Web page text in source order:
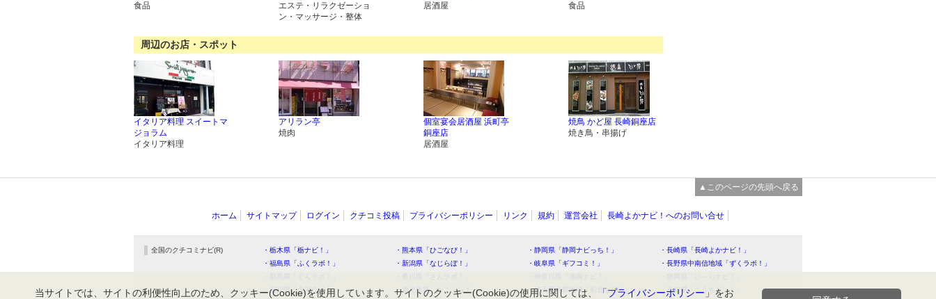
食品
エステ・リラクゼーショ
ン・マッサージ・整体
居酒屋
食品
周辺のお店・スポット
イタリア料理 スイートマ
ジョラム
イタリア料理
アリラン亭
焼肉
個室宴会居酒屋 浜町亭
銅座店
居酒屋
焼鳥 かど屋 長崎銅座店
焼き鳥・串揚げ
▲このページの先頭へ戻る
ホーム サイトマップ ログイン クチコミ投稿 プライバシーポリシー リンク 規約 運営会社 長崎よかナビ！へのお問い合せ
全国のクチコミナビ(R) ・栃木県「栃ナビ！」 ・熊本県「ひごなび！」 ・静岡県「静岡ナビっち！」
・長崎県「長崎よかナビ！」
・福島県「ふくラボ！」
・新潟県「なじらぼ！」 ・岐阜県「ギフコミ！」
・長野県中南信地域「ずくラボ！」
・石川県「金沢ラボ！」
・鹿児島県「かごぶら！」 ・埼玉県北部地域「彩北なび！」 ・高知県「こうちドン！」
当サイトでは、サイトの利便性向上のため、クッキー(Cookie)を使用しています。サイトのクッキー(Cookie)の使用に関しては、「プライバシーポリシー 」をお